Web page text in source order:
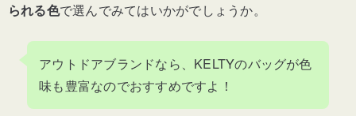
られる色で選んでみてはいかがでしょうか。
アウトドアブランドなら、KELTYのバッグが色
味も豊富なのでおすすめですよ！